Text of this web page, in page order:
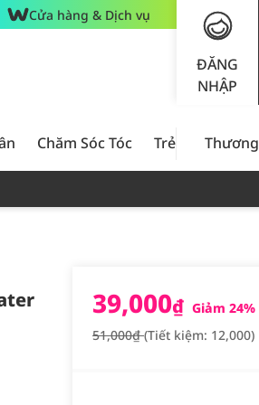
Cửa hàng & Dịch vụ
ĐĂNG
NHẬP
Chăm Sóc Tóc Trẻ Em Nam
39,000₫ Giảm 24%
51,000₫(Tiết kiệm: 12,000)